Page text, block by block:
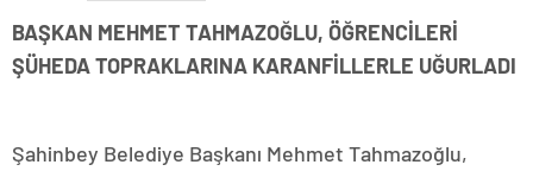
BAŞKAN MEHMET TAHMAZOĞLU, ÖĞRENCİLERİ
ŞÜHEDA TOPRAKLARINA KARANFİLLERLE UĞURLADI
Şahinbey Belediye Başkanı Mehmet Tahmazoğlu,